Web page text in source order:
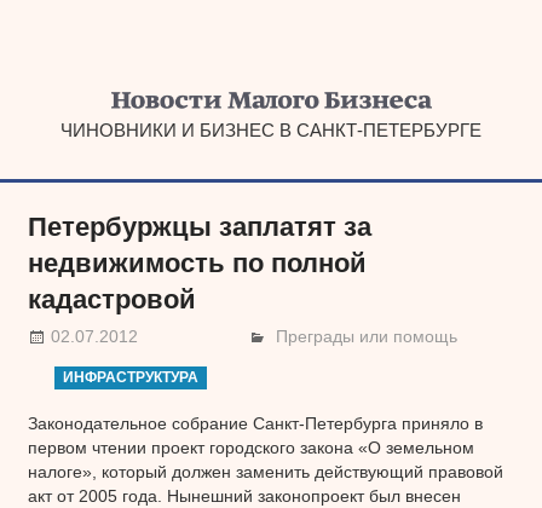
ЧИНОВНИКИ И БИЗНЕС В САНКТ-ПЕТЕРБУРГЕ
Петербуржцы заплатят за
недвижимость по полной
кадастровой
02.07.2012 Преграды или помощь
ИНФРАСТРУКТУРА
Законодательное собрание Санкт-Петербурга приняло в
первом чтении проект городского закона «О земельном
налоге», который должен заменить действующий правовой
акт от 2005 года. Нынешний законопроект был внесен